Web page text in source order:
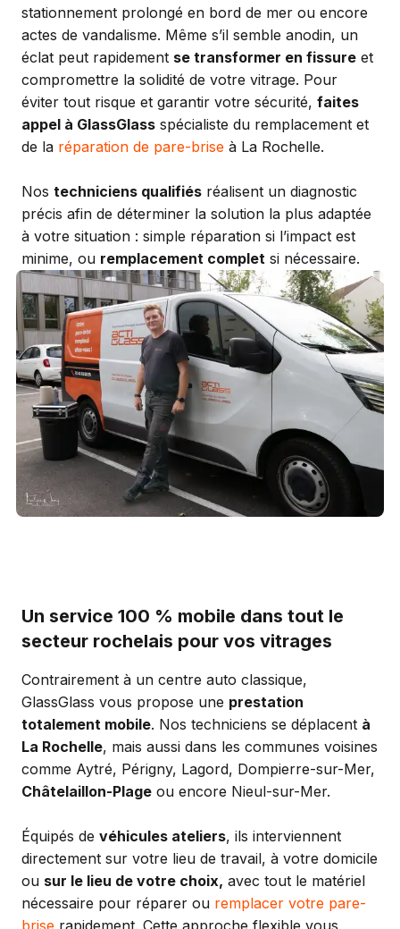
stationnement prolongé en bord de mer ou encore
actes de vandalisme. Même s’il semble anodin, un
éclat peut rapidement se transformer en fissure et
compromettre la solidité de votre vitrage. Pour
éviter tout risque et garantir votre sécurité, faites
appel à GlassGlass spécialiste du remplacement et
de la réparation de pare-brise à La Rochelle.
Nos techniciens qualifiés réalisent un diagnostic
précis afin de déterminer la solution la plus adaptée
à votre situation : simple réparation si l’impact est
minime, ou remplacement complet si nécessaire.
Un service 100 % mobile dans tout le
secteur rochelais pour vos vitrages
Contrairement à un centre auto classique,
GlassGlass vous propose une prestation
totalement mobile. Nos techniciens se déplacent à
La Rochelle, mais aussi dans les communes voisines
comme Aytré, Périgny, Lagord, Dompierre-sur-Mer,
Châtelaillon-Plage ou encore Nieul-sur-Mer.
Équipés de véhicules ateliers, ils interviennent
directement sur votre lieu de travail, à votre domicile
ou sur le lieu de votre choix, avec tout le matériel
nécessaire pour réparer ou remplacer votre pare-
brise rapidement. Cette approche flexible vous